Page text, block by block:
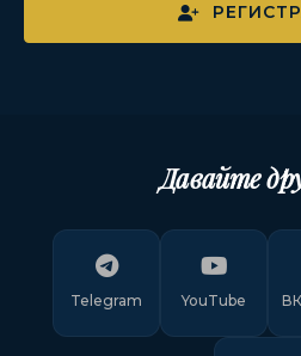
Давайте
Telegram YouTube